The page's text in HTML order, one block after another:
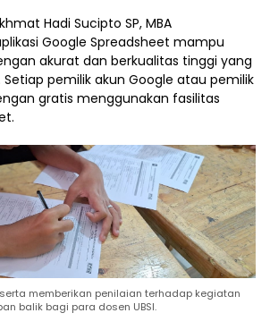
Hadi Sucipto SP, MBA
Google Spreadsheet mampu
akurat dan berkualitas tinggi yang
pemilik akun Google atau pemilik
gratis menggunakan fasilitas
memberikan penilaian terhadap kegiatan
balik bagi para dosen UBSI.